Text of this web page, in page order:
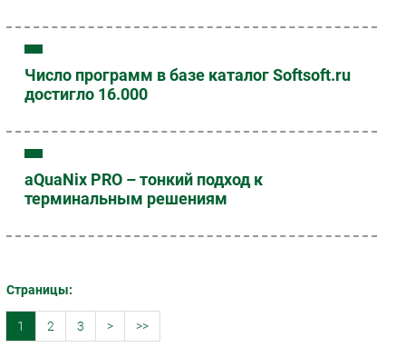
Число программ в базе каталог Softsoft.ru
достигло 16.000
aQuaNix PRO – тонкий подход к
терминальным решениям
Страницы:
1 2 3 > >>